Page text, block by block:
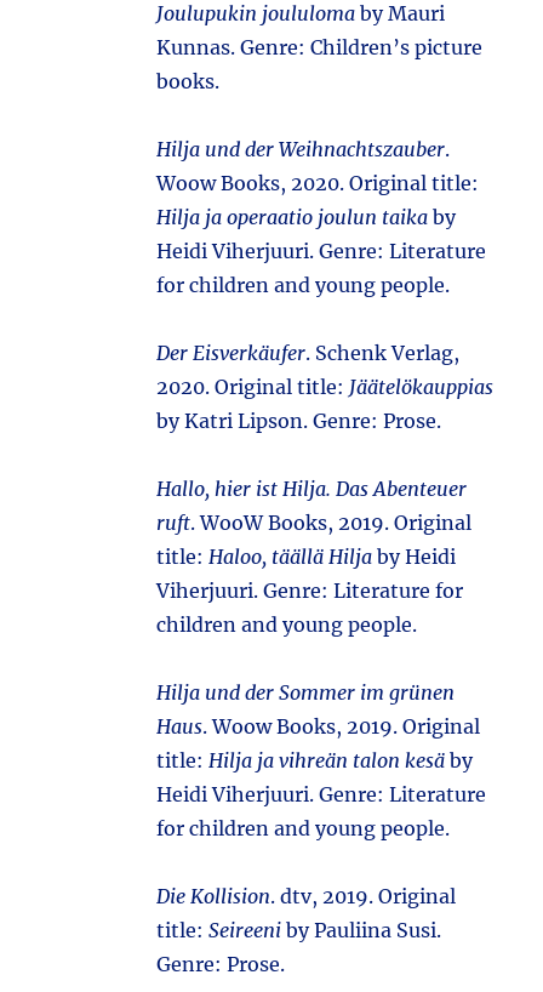
Joulupukin joululoma by Mauri
Kunnas. Genre: Children’s picture
books.
Hilja und der Weihnachtszauber.
Woow Books, 2020. Original title:
Hilja ja operaatio joulun taika by
Heidi Viherjuuri. Genre: Literature
for children and young people.
Der Eisverkäufer. Schenk Verlag,
2020. Original title: Jäätelökauppias
by Katri Lipson. Genre: Prose.
Hallo, hier ist Hilja. Das Abenteuer
ruft. WooW Books, 2019. Original
title:Haloo, täällä Hilja by Heidi
Viherjuuri. Genre: Literature for
children and young people.
Hilja und der Sommer im grünen
Haus. Woow Books, 2019. Original
title:Hilja ja vihreän talon kesä by
Heidi Viherjuuri. Genre: Literature
for children and young people.
Die Kollision. dtv, 2019. Original
title:Seireeni by Pauliina Susi.
Genre: Prose.